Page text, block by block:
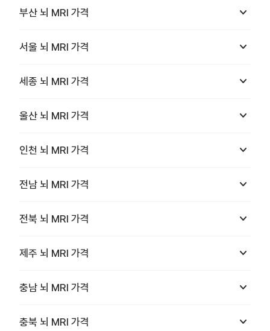
부산 뇌 MRI 가격 keyboard_arrow_down
서울 뇌 MRI 가격 keyboard_arrow_down
세종 뇌 MRI 가격 keyboard_arrow_down
울산 뇌 MRI 가격 keyboard_arrow_down
인천 뇌 MRI 가격 keyboard_arrow_down
전남 뇌 MRI 가격 keyboard_arrow_down
전북 뇌 MRI 가격 keyboard_arrow_down
제주 뇌 MRI 가격 keyboard_arrow_down
충남 뇌 MRI 가격 keyboard_arrow_down
충북 뇌 MRI 가격 keyboard_arrow_down